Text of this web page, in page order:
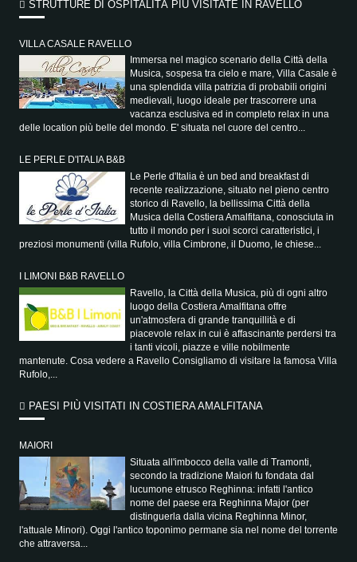
STRUTTURE DI OSPITALITÀ PIÙ VISITATE IN RAVELLO
VILLA CASALE RAVELLO
Immersa nel magico scenario della Città della
Musica, sospesa tra cielo e mare, Villa Casale è
una splendida villa patrizia di probabili origini
medievali, luogo ideale per trascorrere una
vacanza esclusiva ed in completo relax in una
delle location più belle del mondo. E' situata nel cuore del centro...
LE PERLE D'ITALIA B&B
Le Perle d'Italia è un bed and breakfast di
recente realizzazione, situato nel pieno centro
storico di Ravello, la bellissima Città della
Musica della Costiera Amalfitana, conosciuta in
tutto il mondo per i suoi scorci caratteristici, i
preziosi monumenti (villa Rufolo, villa Cimbrone, il Duomo, le chiese...
I LIMONI B&B RAVELLO
Ravello, la Città della Musica, più di ogni altro
luogo della Costiera Amalfitana offre
un'atmosfera di grande tranquillità e di
piacevole relax in cui è affascinante perdersi tra
i tanti vicoli, piazze e ville nobilmente
mantenute. Cosa vedere a Ravello Consigliamo di visitare la famosa Villa
Rufolo,...
PAESI PIÙ VISITATI IN COSTIERA AMALFITANA
MAIORI
Situata all'imbocco della valle di Tramonti,
secondo la tradizione Maiori fu fondata dal
lucumone etrusco Reghinna: infatti l'antico
nome del paese era Reghinna Major (per
distinguerla dalla vicina Reghinna Minor,
l'attuale Minori). Oggi l'antico toponimo permane sia nel nome del torrente
che attraversa...